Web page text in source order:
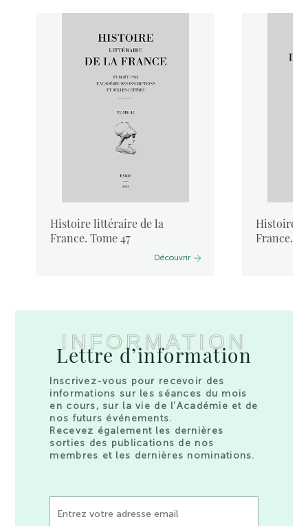
Histoire littéraire de la
France. Tome 47
Découvrir
Histoire
France.
INFORMATION
Lettre d’information
Inscrivez-vous pour recevoir des
informations sur les séances du mois
en cours, sur la vie de l’Académie et de
nos futurs événements.
Recevez également les dernières
sorties des publications de nos
membres et les dernières nominations.